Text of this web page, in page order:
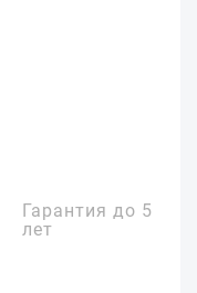
Гарантия до 5
лет